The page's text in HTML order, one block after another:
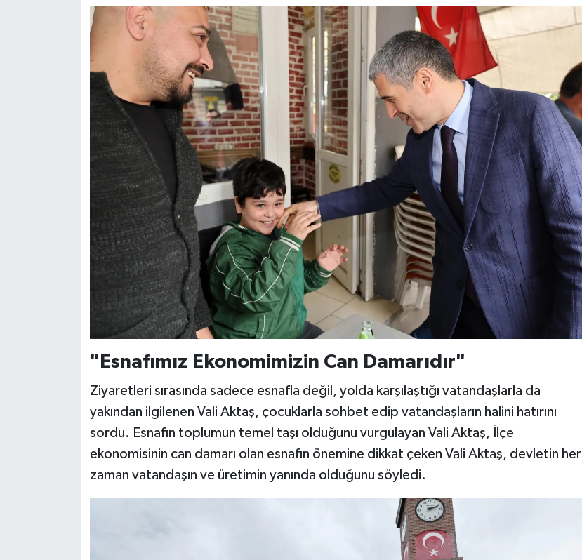
"Esnafımız Ekonomimizin Can Damarıdır"
Ziyaretleri sırasında sadece esnafla değil, yolda karşılaştığı vatandaşlarla da
yakından ilgilenen Vali Aktaş, çocuklarla sohbet edip vatandaşların halini hatırını
sordu. Esnafın toplumun temel taşı olduğunu vurgulayan Vali Aktaş, İlçe
ekonomisinin can damarı olan esnafın önemine dikkat çeken Vali Aktaş, devletin her
zaman vatandaşın ve üretimin yanında olduğunu söyledi.